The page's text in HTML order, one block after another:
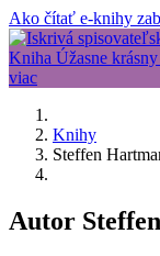
Ako čítať e-knihy
Knihy
Steffen
Autor